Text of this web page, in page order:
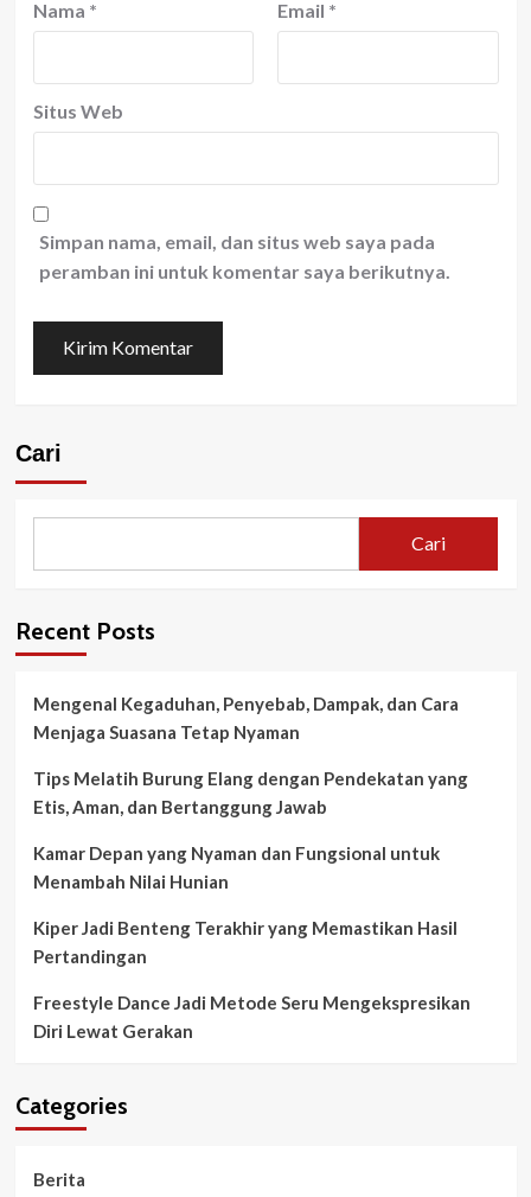
Nama * Email *
Situs Web
Simpan nama, email, dan situs web saya pada
peramban ini untuk komentar saya berikutnya.
Cari
Cari
Recent Posts
Mengenal Kegaduhan, Penyebab, Dampak, dan Cara
Menjaga Suasana Tetap Nyaman
Tips Melatih Burung Elang dengan Pendekatan yang
Etis, Aman, dan Bertanggung Jawab
Kamar Depan yang Nyaman dan Fungsional untuk
Menambah Nilai Hunian
Kiper Jadi Benteng Terakhir yang Memastikan Hasil
Pertandingan
Freestyle Dance Jadi Metode Seru Mengekspresikan
Diri Lewat Gerakan
Categories
Berita